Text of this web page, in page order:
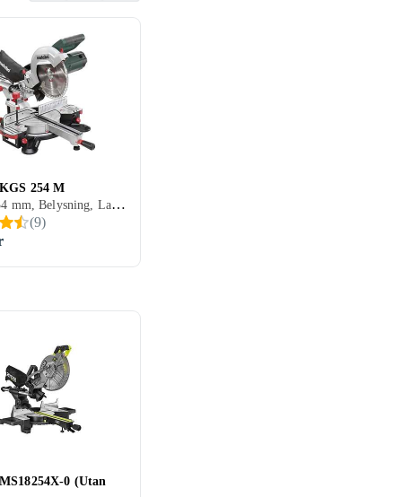
254 M
Elnät, 254 mm, Belysning, Lampa, Dammuppsugning, Laserlinje, Borstlös motor, Klyvsåg, Glidstänger
(9)
0 (Utan